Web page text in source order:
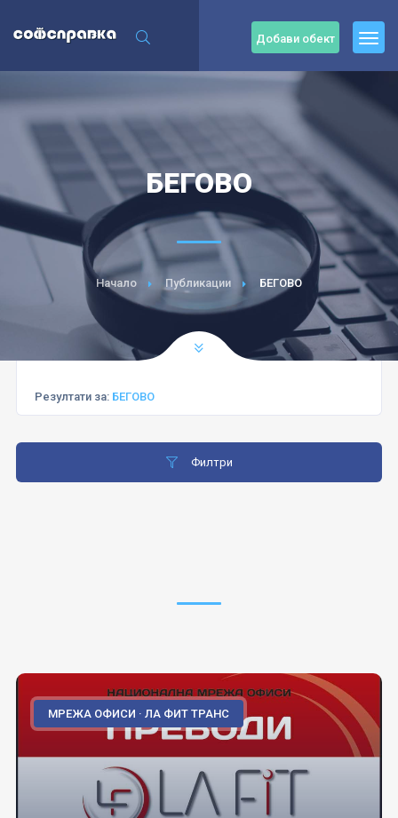
Добави обект
БЕГОВО
Начало Публикации БЕГОВО
Резултати за: БЕГОВО
Филтри
МРЕЖА ОФИСИ · ЛА ФИТ ТРАНС